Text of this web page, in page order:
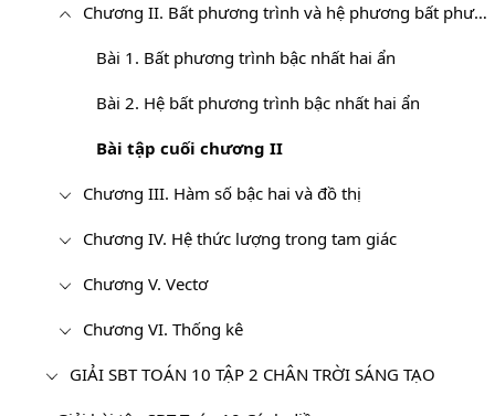
Chương II. Bất phương trình và hệ phương bất phương trình bậc nhất hai ẩn
Bài 1. Bất phương trình bậc nhất hai ẩn
Bài 2. Hệ bất phương trình bậc nhất hai ẩn
Bài tập cuối chương II
Chương III. Hàm số bậc hai và đồ thị
Chương IV. Hệ thức lượng trong tam giác
Chương V. Vectơ
Chương VI. Thống kê
GIẢI SBT TOÁN 10 TẬP 2 CHÂN TRỜI SÁNG TẠO